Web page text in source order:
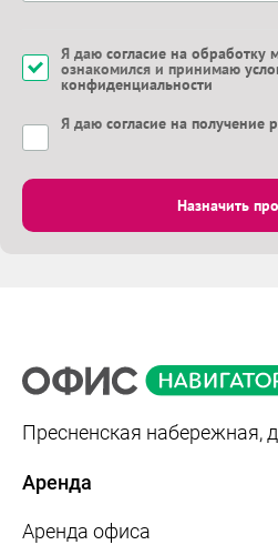
Я даю согласие на
ознакомился и принимаю
конфиденциальности
Я даю согласие на получение
Назначить
Пресненская набережная,
Аренда
Аренда офиса